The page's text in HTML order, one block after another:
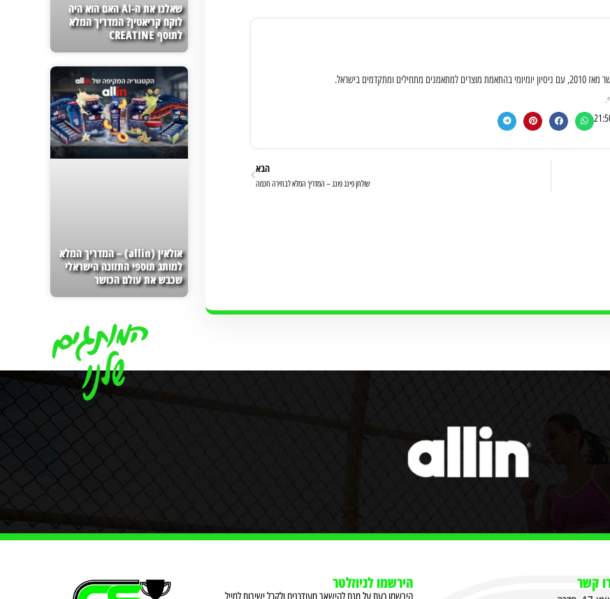
בישראל.
הבא
שולחן פינג פונג – המדריך המלא לבחירה חכמה
שאלנו את ה-AI האם הוא היה
לוקח קריאטין? המדריך המלא
לתוסף CREATINE
אולאין (allin) – המדריך המלא
למותג תוספי התזונה הישראלי
שכבש את עולם הכושר
קשר הירשמו לניוזלטר
הירשמו כעת על מנת להישאר מעודכנים ולקבל ישירות למייל